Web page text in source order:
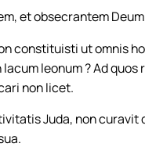
et obsecrantem
constituisti ut omnis
leonum ? Ad quos
non licet.
Juda, non curavit